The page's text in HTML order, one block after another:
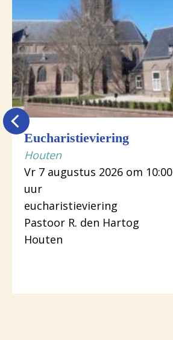
Eucharistieviering
Houten
Vr 7 augustus 2026 om 10:00
uur
eucharistieviering
Pastoor R. den Hartog
Houten